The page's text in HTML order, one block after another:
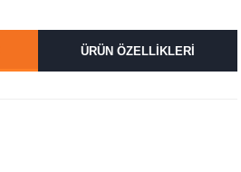
ÜRÜN ÖZELLİKLERİ